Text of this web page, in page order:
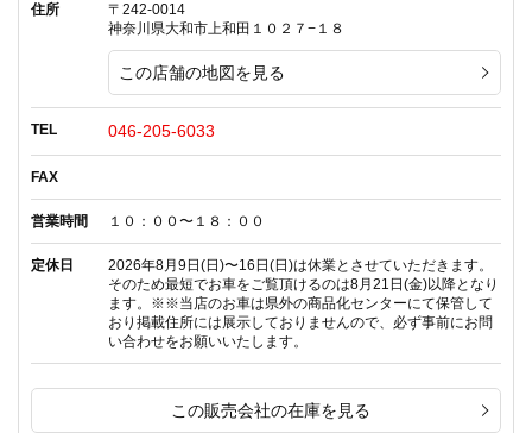
住所
〒242-0014
神奈川県大和市上和田１０２７−１８
この店舗の地図を見る
TEL 046-205-6033
FAX
営業時間 １０：００〜１８：００
定休日
2026年8月9日(日)〜16日(日)は休業とさせていただきます。
そのため最短でお車をご覧頂けるのは8月21日(金)以降となり
ます。※※当店のお車は県外の商品化センターにて保管して
おり掲載住所には展示しておりませんので、必ず事前にお問
い合わせをお願いいたします。
この販売会社の在庫を見る